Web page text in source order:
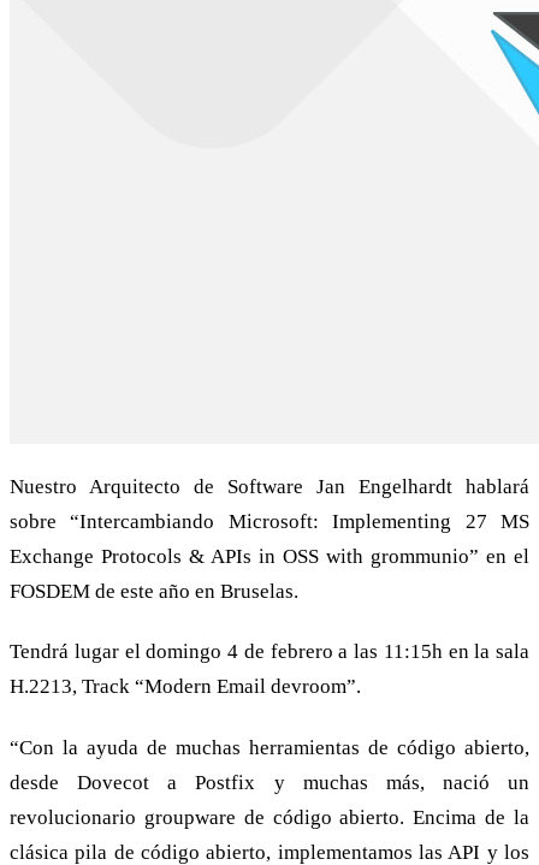
Nuestro Arquitecto de Software Jan Engelhardt hablará
sobre “Intercambiando Microsoft: Implementing 27 MS
Exchange Protocols & APIs in OSS with grommunio” en el
FOSDEM de este año en Bruselas.
Tendrá lugar el domingo 4 de febrero a las 11:15h en la sala
H.2213, Track “Modern Email devroom”.
“Con la ayuda de muchas herramientas de código abierto,
desde Dovecot a Postfix y muchas más, nació un
revolucionario groupware de código abierto. Encima de la
clásica pila de código abierto, implementamos las API y los